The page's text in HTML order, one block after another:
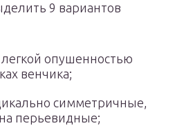
9 вариантов
опушенностью
венчика;
симметричные,
перьевидные;